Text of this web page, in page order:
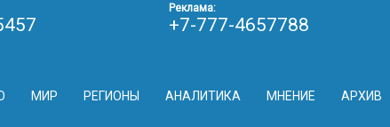
МИР РЕГИОНЫ АНАЛИТИКА МНЕНИЕ АРХИВ
Реклама:
+7-777-4657788